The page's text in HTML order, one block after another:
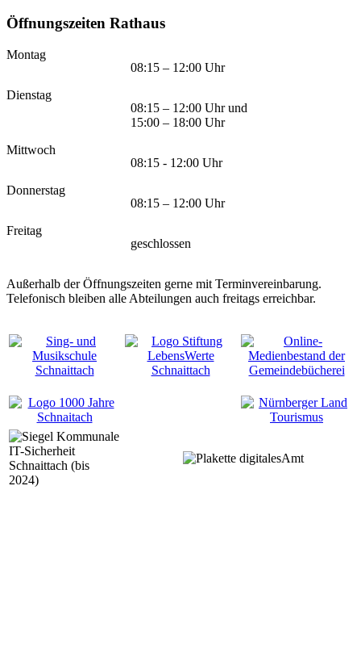
Öffnungszeiten Rathaus
Montag
08:15 – 12:00 Uhr
Dienstag
08:15 – 12:00 Uhr und
15:00 – 18:00 Uhr
Mittwoch
08:15 - 12:00 Uhr
Donnerstag
08:15 – 12:00 Uhr
Freitag
geschlossen
Außerhalb der Öffnungszeiten gerne mit Terminvereinbarung.
Telefonisch bleiben alle Abteilungen auch freitags erreichbar.